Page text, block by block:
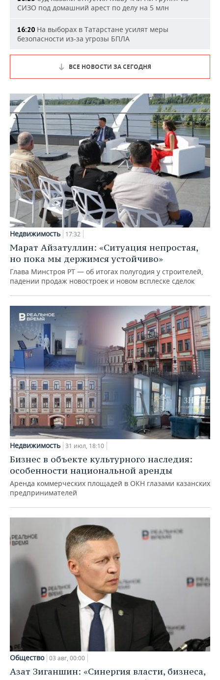
СИЗО под домашний арест по делу на 5 млн
16:20 На выборах в Татарстане усилят меры
безопасности из-за угрозы БПЛА
ВСЕ НОВОСТИ ЗА СЕГОДНЯ
Недвижимость 17:32
Марат Айзатуллин: «Ситуация непростая,
но пока мы держимся устойчиво»
Глава Минстроя РТ — об итогах полугодия у строителей,
падении продаж новостроек и новом всплеске сделок
Недвижимость 31 июл, 18:10
Бизнес в объекте культурного наследия:
особенности национальной аренды
Аренда коммерческих площадей в ОКН глазами казанских
предпринимателей
Общество 03 авг, 00:00
Азат Зиганшин: «Синергия власти, бизнеса,